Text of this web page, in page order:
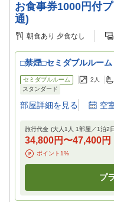
お食事券1000円付
通)
朝食あり 夕食なし
□禁煙□セミダブルルーム
セミダブルルーム 2 人
スタンダード
部屋詳細を見る 空
旅行代金 (大人1人 1部屋／1泊2
34,800円 〜47,400円
ポイント 1%
プ